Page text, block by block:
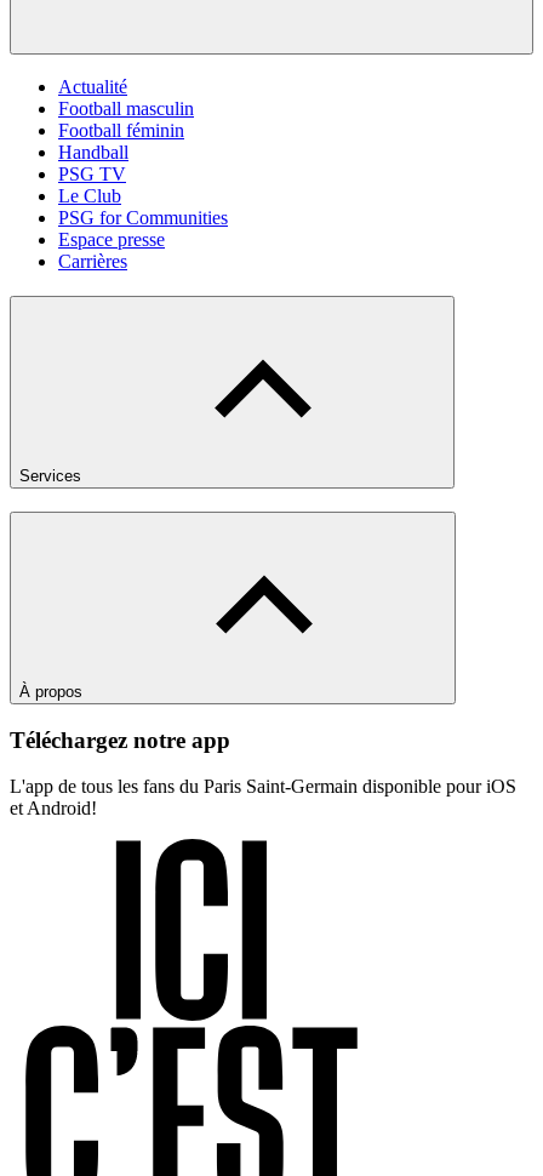
Actualité
Football masculin
Football féminin
Handball
PSG TV
Le Club
PSG for Communities
Espace presse
Carrières
Services
À propos
Téléchargez notre app
L'app de tous les fans du Paris Saint-Germain disponible pour iOS
et Android!